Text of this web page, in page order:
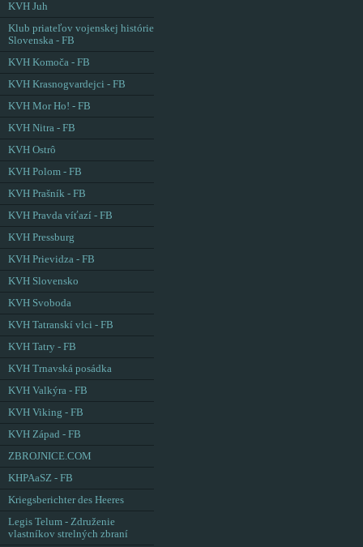
KVH Juh
Klub priateľov vojenskej histórie
Slovenska - FB
KVH Komoča - FB
KVH Krasnogvardejci - FB
KVH Mor Ho! - FB
KVH Nitra - FB
KVH Ostrô
KVH Polom - FB
KVH Prašník - FB
KVH Pravda víťazí - FB
KVH Pressburg
KVH Prievidza - FB
KVH Slovensko
KVH Svoboda
KVH Tatranskí vlci - FB
KVH Tatry - FB
KVH Trnavská posádka
KVH Valkýra - FB
KVH Viking - FB
KVH Západ - FB
ZBROJNICE.COM
KHPAaSZ - FB
Kriegsberichter des Heeres
Legis Telum - Združenie
vlastníkov strelných zbraní